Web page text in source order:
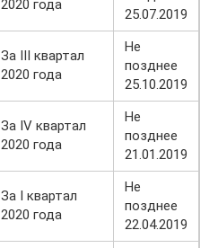
2020 года
25.07.2019
За III квартал
2020 года
Не
позднее
25.10.2019
За IV квартал
2020 года
Не
позднее
21.01.2019
За I квартал
2020 года
Не
позднее
22.04.2019